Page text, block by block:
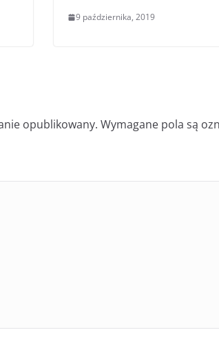
9 października, 2019
opublikowany. Wymagane pola są